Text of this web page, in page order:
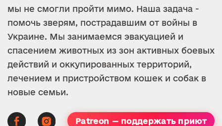
мы не смогли пройти мимо. Наша задача -
помочь зверям, пострадавшим от войны в
Украине. Мы занимаемся эвакуацией и
спасением животных из зон активных боевых
действий и оккупированных территорий,
лечением и пристройством кошек и собак в
новые семьи.
Patreon — поддержать приют